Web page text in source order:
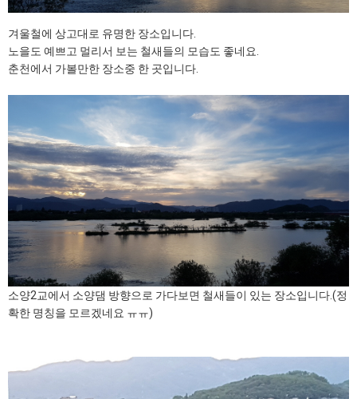
겨울철에 상고대로 유명한 장소입니다.
노을도 예쁘고 멀리서 보는 철새들의 모습도 좋네요.
춘천에서 가볼만한 장소중 한 곳입니다.
소양2교에서 소양댐 방향으로 가다보면 철새들이 있는 장소입니다.(정
확한 명칭을 모르겠네요 ㅠㅠ)